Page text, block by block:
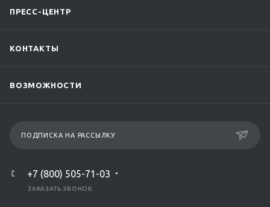
ПРЕСС-ЦЕНТР
КОНТАКТЫ
ВОЗМОЖНОСТИ
ПОДПИСКА НА РАССЫЛКУ
+7 (800) 505-71-03
ЗАКАЗАТЬ ЗВОНОК